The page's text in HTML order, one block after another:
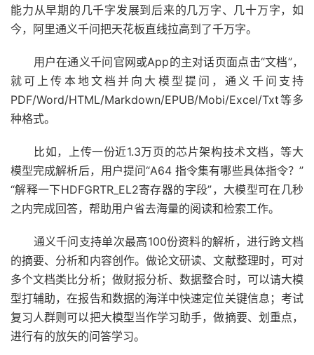
能力从早期的几千字发展到后来的几万字、几十万字，如
今，阿里通义千问把天花板直线拉高到了千万字。
用户在通义千问官网或App的主对话页面点击“文档”，
就可上传本地文档并向大模型提问，通义千问支持
PDF/Word/HTML/Markdown/EPUB/Mobi/Excel/Txt等多
种格式。
比如，上传一份近1.3万页的芯片架构技术文档，等大
模型完成解析后，用户提问“A64 指令集有哪些具体指令？”
“解释一下HDFGRTR_EL2寄存器的字段”，大模型可在几秒
之内完成回答，帮助用户省去海量的阅读和检索工作。
通义千问支持单次最高100份资料的解析，进行跨文档
的摘要、分析和内容创作。做论文研读、文献整理时，可对
多个文档类比分析；做财报分析、数据整合时，可以请大模
型打辅助，在报告和数据的海洋中快速定位关键信息；考试
复习人群则可以把大模型当作学习助手，做摘要、划重点，
进行有的放矢的问答学习。